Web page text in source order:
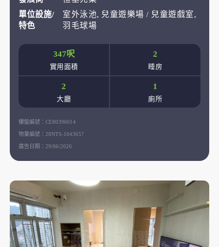
單位設施/
特色
室外泳池, 兒童遊樂場 / 兒童遊戲室,
羽毛球場
347呎
實用面積
2
睡房
2
大廳
1
廁所
樓盤編號： CE80396014
物業編號： 28NTS-1043657
廣告日期： 29/06/2026